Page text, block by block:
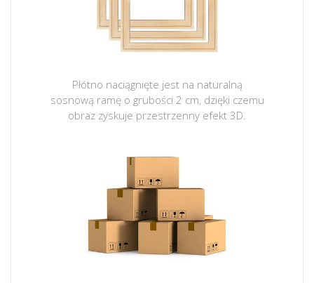
Płótno naciągnięte jest na naturalną
sosnową ramę o grubości 2 cm, dzięki czemu
obraz zyskuje przestrzenny efekt 3D.